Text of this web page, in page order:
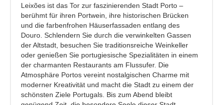
Leixões ist das Tor zur faszinierenden Stadt Porto –
berühmt für ihren Portwein, ihre historischen Brücken
und die farbenfrohen Häuserfassaden entlang des
Douro. Schlendern Sie durch die verwinkelten Gassen
der Altstadt, besuchen Sie traditionsreiche Weinkeller
oder genießen Sie portugiesische Spezialitäten in einem
der charmanten Restaurants am Flussufer. Die
Atmosphäre Portos vereint nostalgischen Charme mit
moderner Kreativität und macht die Stadt zu einem der
schönsten Ziele Portugals. Bis zum Abend bleibt